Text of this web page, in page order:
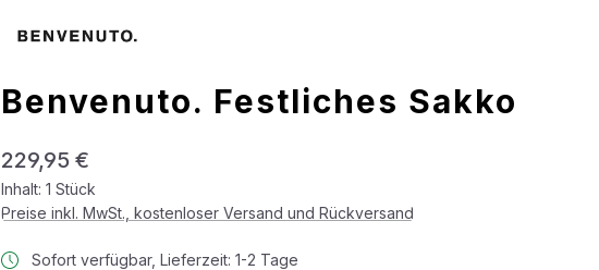
Benvenuto. Festliches Sakko
Regulärer Preis:
229,95 €
Inhalt: 1 Stück
Preise inkl. MwSt., kostenloser Versand und Rückversand
Sofort verfügbar, Lieferzeit: 1-2 Tage